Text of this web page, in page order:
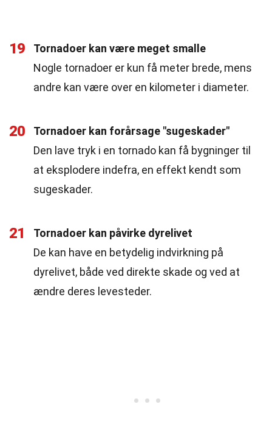
19
Tornadoer kan være meget smalle
Nogle tornadoer er kun få meter brede, mens
andre kan være over en kilometer i diameter.
20
Tornadoer kan forårsage "sugeskader"
Den lave tryk i en tornado kan få bygninger til
at eksplodere indefra, en effekt kendt som
sugeskader.
21
Tornadoer kan påvirke dyrelivet
De kan have en betydelig indvirkning på
dyrelivet, både ved direkte skade og ved at
ændre deres levesteder.